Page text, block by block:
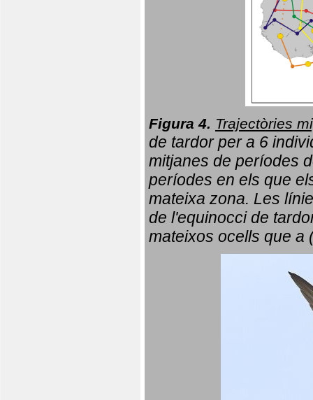
Figura 4. Trajectòries
de tardor per a 6
mitjanes de períodes
períodes en els que
mateixa zona. Les
de l'equinocci de
mateixos ocells que a